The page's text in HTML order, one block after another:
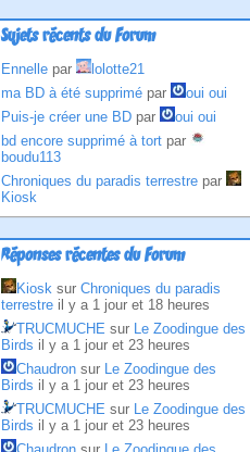
Sujets récents du Forum
Ennelle par
lolotte21
ma BD à été supprimé par
oui oui
Puis-je créer une BD par
oui oui
bd encore supprimé à tort par
boudu113
Chroniques du paradis terrestre par
Kiosk
Réponses récentes du Forum
Kiosk sur Chroniques du paradis
terrestre il y a 1 jour et 18 heures
TRUCMUCHE sur Le Zoodingue des
Birds il y a 1 jour et 23 heures
Chaudron sur Le Zoodingue des
Birds il y a 1 jour et 23 heures
TRUCMUCHE sur Le Zoodingue des
Birds il y a 1 jour et 23 heures